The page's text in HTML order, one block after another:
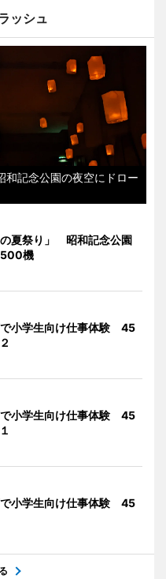
ッシュ
記念公園の夜空にドロー
夏祭り」 昭和記念公園
500機
で小学生向け仕事体験 45
で小学生向け仕事体験 45
で小学生向け仕事体験 45